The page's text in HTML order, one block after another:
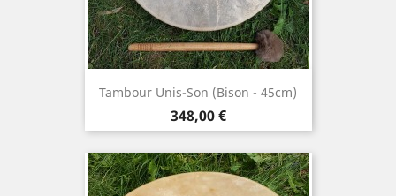
Tambour Unis-Son (Bison - 45cm)
Prix
348,00 €